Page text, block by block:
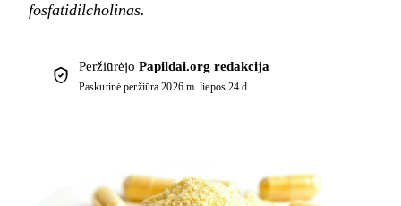
fosfatidilcholinas.
Peržiūrėjo Papildai.org redakcija
Paskutinė peržiūra2026 m. liepos 24 d.